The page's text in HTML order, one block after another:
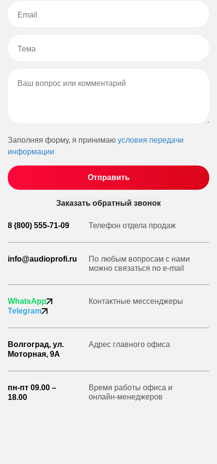
Заполняя форму, я принимаю условия передачи
информации
Заказать обратный звонок
8 (800) 555-71-09 Телефон отдела продаж
info@audioprofi.ru
По любым вопросам с нами
можно связаться по e-mail
WhatsApp
Telegram
Контактные мессенджеры
Волгоград, ул.
Моторная, 9А
Адрес главного офиса
пн-пт 09.00 –
18.00
Время работы офиса и
онлайн-менеджеров